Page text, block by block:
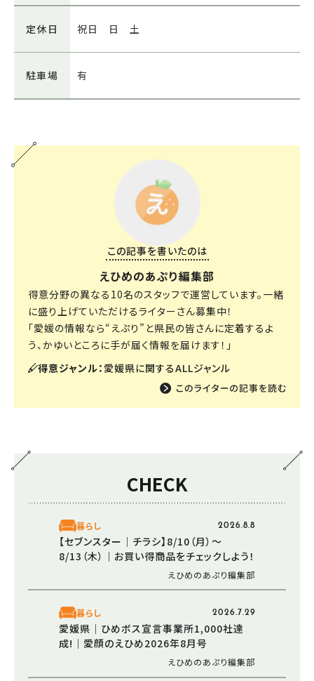
定休日 祝日 日 土
駐車場 有
この記事を書いたのは
えひめのあぷり編集部
得意分野の異なる10名のスタッフで運営しています。一緒
に盛り上げていただけるライターさん募集中！
「愛媛の情報なら“えぷり”と県民の皆さんに定着するよ
う、かゆいところに手が届く情報を届けます！」
得意ジャンル： 愛媛県に関するALLジャンル
CHECK
暮らし 2026.8.8
【セブンスター│チラシ】8/10（月）～
8/13（木）｜お買い得商品をチェックしよう！
えひめのあぷり編集部
暮らし 2026.7.29
愛媛県｜ひめボス宣言事業所1,000社達
成!｜愛顔のえひめ2026年8月号
えひめのあぷり編集部